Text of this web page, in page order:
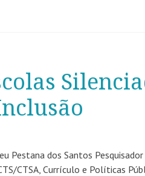
Pestana dos Santos
CTSA, Currículo e Políticas